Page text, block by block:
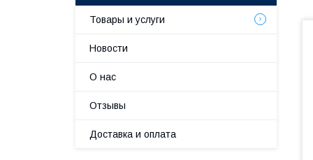
Товары и услуги
Новости
О нас
Отзывы
Доставка и оплата